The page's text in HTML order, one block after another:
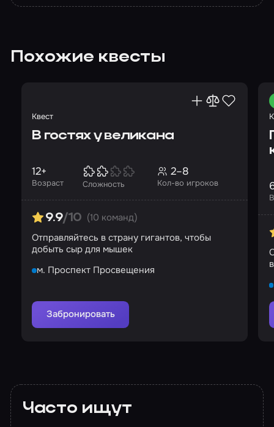
Похожие квесты
Квест
В гостях у великана
Возраст
12+
Сложность Кол-во игроков
2–8
9.9/10 (10 команд)
Отправляйтесь в страну гигантов, чтобы
добыть сыр для мышек
м. Проспект Просвещения
Забронировать
Часто ищут